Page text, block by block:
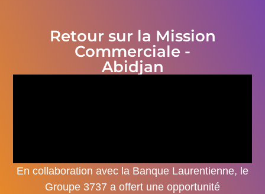
Retour sur la Mission
Commerciale -
Abidjan
En collaboration avec la Banque Laurentienne, le
Groupe 3737 a offert une opportunité